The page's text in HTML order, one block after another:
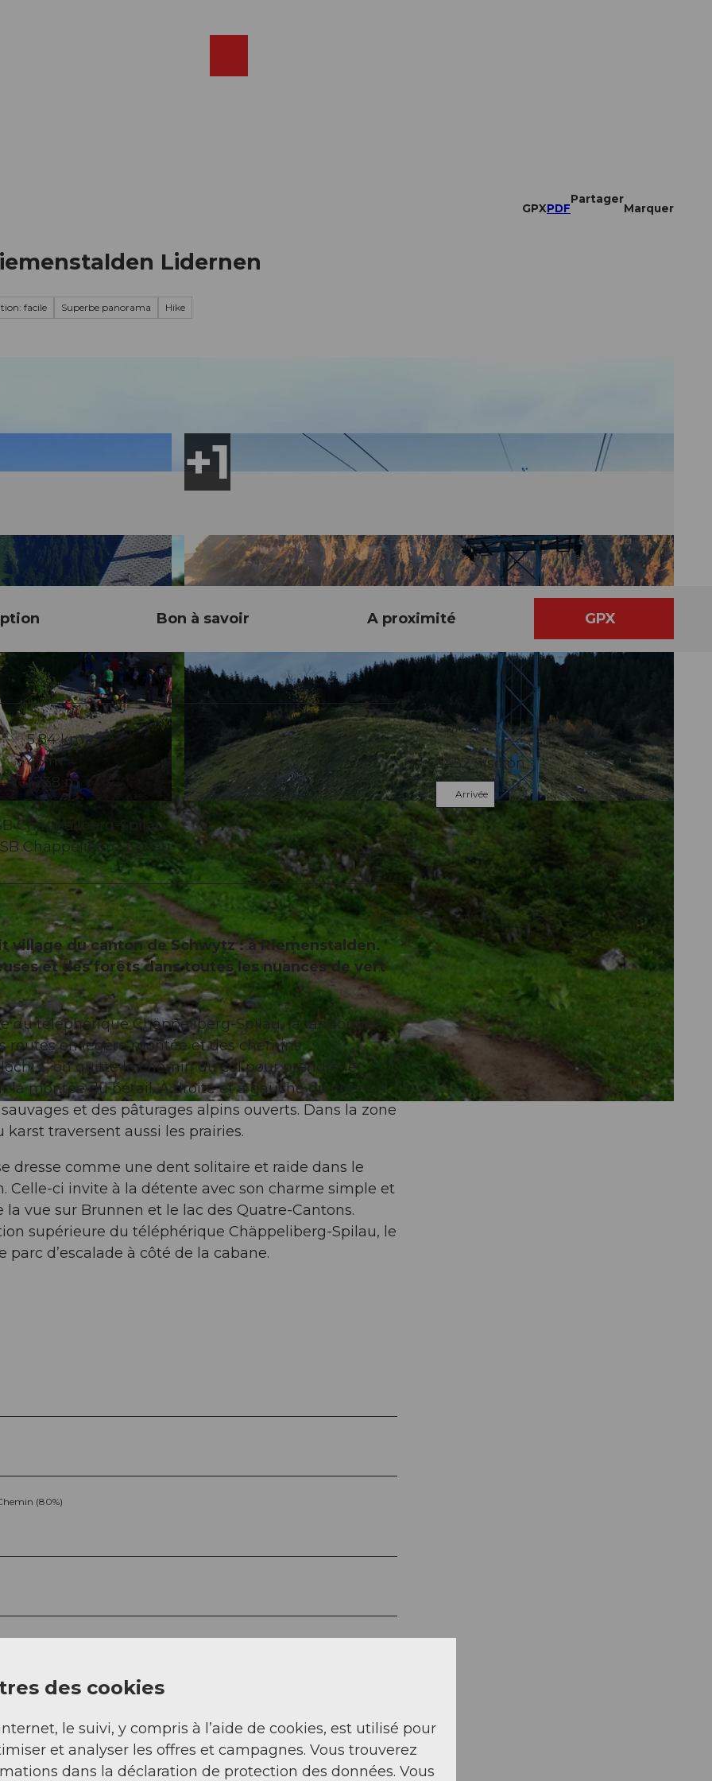
GPXPDF
Partager
Marquer
Lidernen
facile Superbe panorama Hike
Bon à savoir A proximité GPX
5,84 km
45 m
1.738 m
Chäppeliberg-Spilau
Chäppeliberg-Spilau
village du canton de Schwytz : à Riemenstalden.
et des forêts dans toutes les nuances de vert
du téléphérique Chäppeliberg-Spilau, la randonnée
en légère montée et des chemins
», on quitte le chemin du col pour prendre le
montée du bétail. À droite et à gauche du chemin,
et des pâturages alpins ouverts. Dans la zone
traversent aussi les prairies.
dresse comme une dent solitaire et raide dans le
Celle-ci invite à la détente avec son charme simple et
vue sur Brunnen et le lac des Quatre-Cantons.
supérieure du téléphérique Chäppeliberg-Spilau, le
d’escalade à côté de la cabane.
(80%)
Sep Oct Nov Déc
Contact
6452 Sisikon
Arrivée
des cookies
le suivi, y compris à l’aide de cookies, est utilisé pour
et analyser les offres et campagnes. Vous trouverez
dans la déclaration de protection des données. Vous